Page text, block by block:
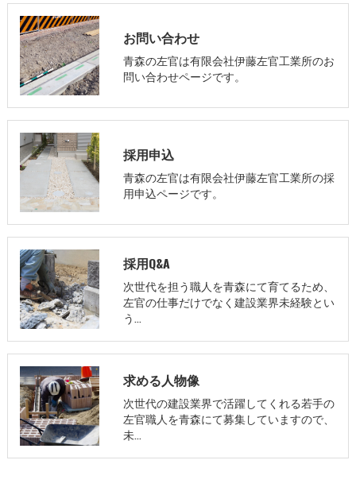
お問い合わせ
青森の左官は有限会社伊藤左官工業所のお
問い合わせページです。
採用申込
青森の左官は有限会社伊藤左官工業所の採
用申込ページです。
採用Q&A
次世代を担う職人を青森にて育てるため、
左官の仕事だけでなく建設業界未経験とい
う…
求める人物像
次世代の建設業界で活躍してくれる若手の
左官職人を青森にて募集していますので、
未…